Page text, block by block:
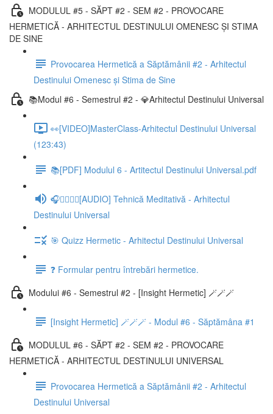
MODULUL #5 - SĂPT #2 - SEM #2 - PROVOCARE
HERMETICĂ - ARHITECTUL DESTINULUI OMENESC ȘI STIMA
DE SINE
Provocarea Hermetică a Săptămânii #2 - Arhitectul
Destinului Omenesc și Stima de Sine
📚Modul #6 - Semestrul #2 - 💎Arhitectul Destinului Universal
👀[VIDEO]MasterClass-Arhitectul Destinului Universal
(123:43)
📚[PDF] Modulul 6 - Artitectul Destinului Universal.pdf
🎧🧘‍♂️🧘‍♀️[AUDIO] Tehnică Meditativă - Arhitectul
Destinului Universal
🎯 Quizz Hermetic - Arhitectul Destinului Universal
❓ Formular pentru întrebări hermetice.
Modului #6 - Semestrul #2 - [Insight Hermetic] 🪄🪄🪄
[Insight Hermetic] 🪄🪄🪄 - Modul #6 - Săptămâna #1
MODULUL #6 - SĂPT #2 - SEM #2 - PROVOCARE
HERMETICĂ - ARHITECTUL DESTINULUI UNIVERSAL
Provocarea Hermetică a Săptămânii #2 - Arhitectul
Destinului Universal